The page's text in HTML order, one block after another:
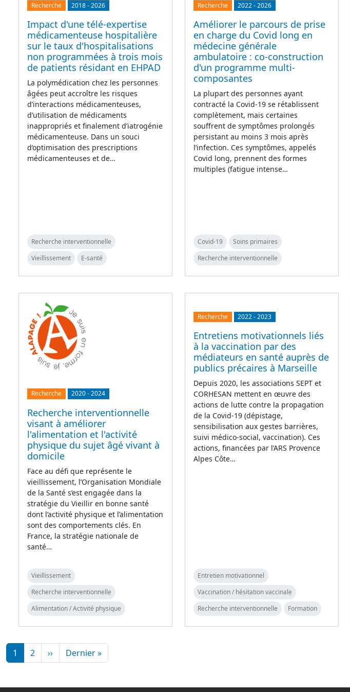
Recherche 2018-2026
Impact d'une télé-expertise
médicamenteuse hospitalière
sur le taux d'hospitalisations
non programmées à trois mois
de patients résidant en EHPAD
La polymédication chez les personnes
âgées peut accroître les risques
d’interactions médicamenteuses,
d’utilisation de médicaments
inappropriés et finalement d’iatrogénie
médicamenteuse. Dans un souci
d’optimisation des prescriptions
médicamenteuses et de…
Recherche interventionnelle
Vieillissement
E-santé
Recherche 2022-2026
Améliorer le parcours de prise
en charge du Covid long en
médecine générale
ambulatoire : co-construction
d'un programme multi-
composantes
La plupart des personnes ayant
contracté la Covid-19 se rétablissent
complètement, mais certaines
souffrent de symptômes prolongés
persistant au moins 3 mois après
l’infection. Ces symptômes, appelés
Covid long, prennent des formes
multiples (fatigue intense…
Covid-19
Soins primaires
Recherche interventionnelle
Recherche 2020-2024
Recherche interventionnelle
visant à améliorer
l'alimentation et l'activité
physique du sujet âgé vivant à
domicile
Face au défi que représente le
vieillissement, l’Organisation Mondiale
de la Santé s’est engagée dans la
stratégie du Vieillir en bonne santé
dont l’activité physique et l’alimentation
sont des comportements clés. En
France, la stratégie nationale de
santé…
Vieillissement
Recherche interventionnelle
Alimentation / Activité physique
Recherche 2022-2023
Entretiens motivationnels liés
à la vaccination par des
médiateurs en santé auprès de
publics précaires à Marseille
Depuis 2020, les associations SEPT et
CORHESAN mettent en œuvre des
actions de lutte contre la propagation
de la Covid-19 (dépistage,
sensibilisation aux gestes barrières,
suivi médico-social, vaccination). Ces
actions, financées par l’ARS Provence
Alpes Côte…
Entretien motivationnel
Vaccination / hésitation vaccinale
Recherche interventionnelle
Formation
Pagination
1 2 ››Page suivante
Dernier »Dernière page